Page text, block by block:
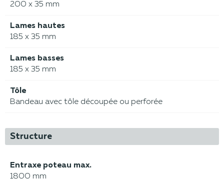
200 x 35 mm
Lames hautes
185 x 35 mm
Lames basses
185 x 35 mm
Tôle
Bandeau avec tôle découpée ou perforée
Structure
Entraxe poteau max.
1800 mm